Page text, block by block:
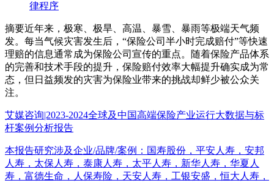
律程序
摘要近年来，极寒、极旱、高温、暴雪、暴雨等极端天气频
发。每当气候灾害发生后，“保险公司半小时完成赔付”等快速
理赔的信息通常成为保险公司宣传的重点。随着保险产品体系
的完善和技术手段的提升，保险赔付效率大幅提升确实成为常
态，但日益频发的灾害为保险业带来的挑战却鲜少被公众关
注。
艾媒咨询|2023-2024全球及中国高端保险产业运行大数据与标
杆案例分析报告
本报告研究涉及企业/品牌/案例：国寿股份，平安人寿，安邦
人寿，太保人寿，泰康人寿，太平人寿，新华人寿，华夏人
寿，富德生命，人保寿险，天安人寿，工银安盛，恒大人寿，